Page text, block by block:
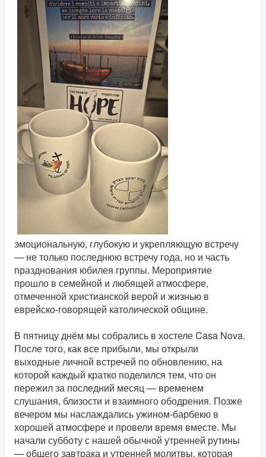
эмоциональную, глубокую и укрепляющую встречу
— не только последнюю встречу года, но и часть
празднования юбилея группы. Мероприятие
прошло в семейной и любящей атмосфере,
отмеченной христианской верой и жизнью в
еврейско-говорящей католической общине.
В пятницу днём ​​мы собрались в хостеле Casa Nova.
После того, как все прибыли, мы открыли
выходные личной встречей по обновлению, на
которой каждый кратко поделился тем, что он
пережил за последний месяц — временем
слушания, близости и взаимного ободрения. Позже
вечером мы наслаждались ужином-барбекю в
хорошей атмосфере и провели время вместе. Мы
начали субботу с нашей обычной утренней рутины
— общего завтрака и утренней молитвы, которая